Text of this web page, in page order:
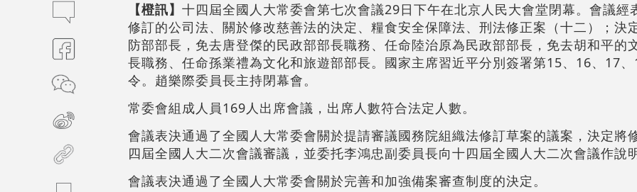
【橙訊】 十四屆全國人大常委會第七次會議29日下午在北京人民大會堂閉幕。會議經
修訂的公司法、關於修改慈善法的決定、糧食安全保障法、刑法修正案（十二）；決
防部部長，免去唐登傑的民政部部長職務、任命陸治原為民政部部長，免去胡和平的
長職務、任命孫業禮為文化和旅遊部部長。國家主席習近平分別簽署第15、16、17
令。趙樂際委員長主持閉幕會。
常委會組成人員169人出席會議，出席人數符合法定人數。
會議表決通過了全國人大常委會關於提請審議國務院組織法修訂草案的議案，決定將
四屆全國人大二次會議審議，並委托李鴻忠副委員長向十四屆全國人大二次會議作說
會議表決通過了全國人大常委會關於完善和加強備案審查制度的決定。